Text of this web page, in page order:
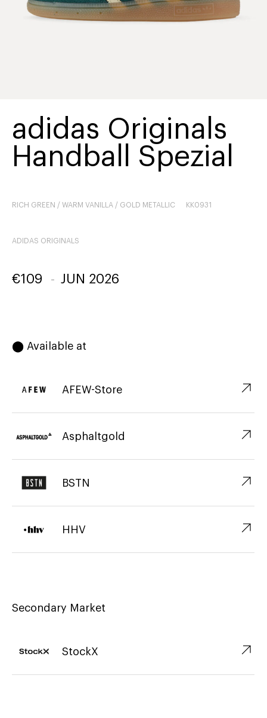
adidas Originals
Handball Spezial
RICH GREEN / WARM VANILLA / GOLD METALLIC KK0931
ADIDAS ORIGINALS
€109 - JUN 2026
⬤ Available at
AFEW-Store ↗︎
Asphaltgold ↗︎
BSTN ↗︎
HHV ↗︎
Secondary Market
StockX ↗︎